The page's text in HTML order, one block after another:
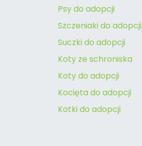
Psy do adopcji
Szczeniaki do adopcji
Suczki do adopcji
Koty ze schroniska
Koty do adopcji
Kocięta do adopcji
Kotki do adopcji